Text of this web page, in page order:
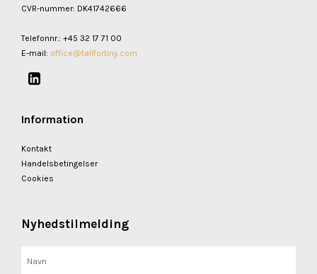
CVR-nummer: DK41742666
Telefonnr.: +45 32 17 71 00
E-mail: office@tallfortiny.com
Information
Kontakt
Handelsbetingelser
Cookies
Nyhedstilmelding